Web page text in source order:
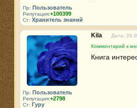
Пр: Пользователь
Репутация:+100399
Ст: Хранитель знаний
Пр: Пользователь
Репутация:+2798
Ст: Гуру
Kila
Дата:
Комментарий к
Книга